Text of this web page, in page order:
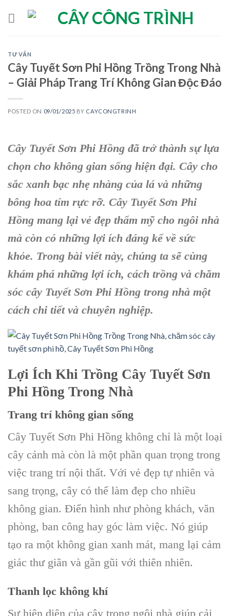
TƯ VẤN
Cây Tuyết Sơn Phi Hồng Trồng Trong Nhà
– Giải Pháp Trang Trí Không Gian Độc Đáo
POSTED ON 09/01/2025 BY CAYCONGTRINH
Cây Tuyết Sơn Phi Hồng đã trở thành sự lựa
chọn cho không gian sống hiện đại. Cây cho
sắc xanh bạc nhẹ nhàng của lá và những
bông hoa tím rực rỡ. Cây Tuyết Sơn Phi
Hồng mang lại vẻ đẹp thẩm mỹ cho ngôi nhà
mà còn có những lợi ích đáng kể về sức
khỏe. Trong bài viết này, chúng ta sẽ cùng
khám phá những lợi ích, cách trồng và chăm
sóc cây Tuyết Sơn Phi Hồng trong nhà một
cách chi tiết và chuyên nghiệp.
Lợi Ích Khi Trồng Cây Tuyết Sơn
Phi Hồng Trong Nhà
Trang trí không gian sống
Cây Tuyết Sơn Phi Hồng không chỉ là một loại
cây cảnh mà còn là một phần quan trọng trong
việc trang trí nội thất. Với vẻ đẹp tự nhiên và
sang trọng, cây có thể làm đẹp cho nhiều
không gian. Điển hình như phòng khách, văn
phòng, ban công hay góc làm việc. Nó giúp
tạo ra một không gian xanh mát, mang lại cảm
giác thư giãn và gần gũi với thiên nhiên.
Thanh lọc không khí
Sự hiện diện của cây trong ngôi nhà giúp cải